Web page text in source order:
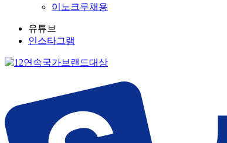
이노크루채용
유튜브
인스타그램